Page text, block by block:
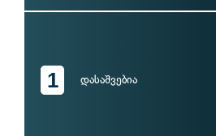
1 დასაშვებია